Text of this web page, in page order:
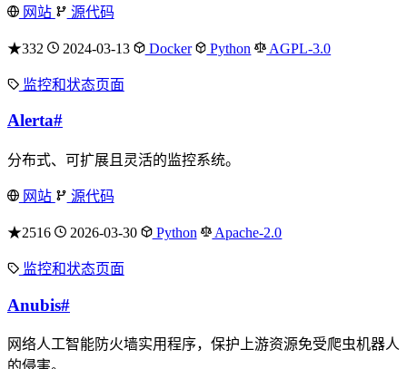
网站 源代码
★332 2024-03-13 Docker Python AGPL-3.0
监控和状态页面
Alerta#
分布式、可扩展且灵活的监控系统。
网站 源代码
★2516 2026-03-30 Python Apache-2.0
监控和状态页面
Anubis#
网络人工智能防火墙实用程序，保护上游资源免受爬虫机器人